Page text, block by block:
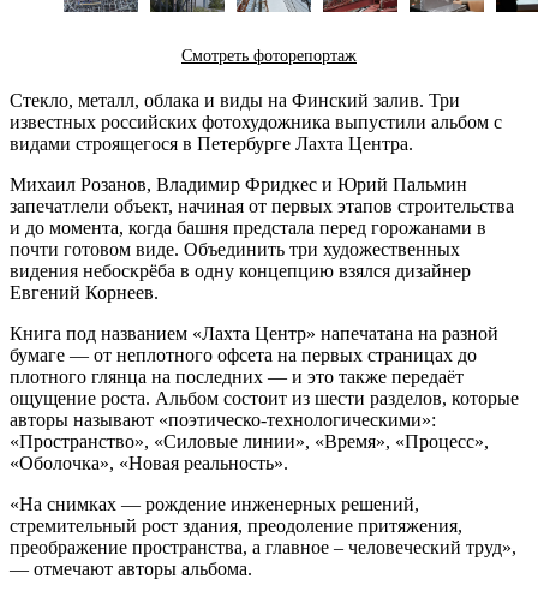
Смотреть фоторепортаж
Стекло, металл, облака и виды на Финский залив. Три
известных российских фотохудожника выпустили альбом с
видами строящегося в Петербурге Лахта Центра.
Михаил Розанов, Владимир Фридкес и Юрий Пальмин
запечатлели объект, начиная от первых этапов строительства
и до момента, когда башня предстала перед горожанами в
почти готовом виде. Объединить три художественных
видения небоскрёба в одну концепцию взялся дизайнер
Евгений Корнеев.
Книга под названием «Лахта Центр» напечатана на разной
бумаге — от неплотного офсета на первых страницах до
плотного глянца на последних — и это также передаёт
ощущение роста. Альбом состоит из шести разделов, которые
авторы называют «поэтическо-технологическими»:
«Пространство», «Силовые линии», «Время», «Процесс»,
«Оболочка», «Новая реальность».
«На снимках — рождение инженерных решений,
стремительный рост здания, преодоление притяжения,
преображение пространства, а главное – человеческий труд»,
— отмечают авторы альбома.